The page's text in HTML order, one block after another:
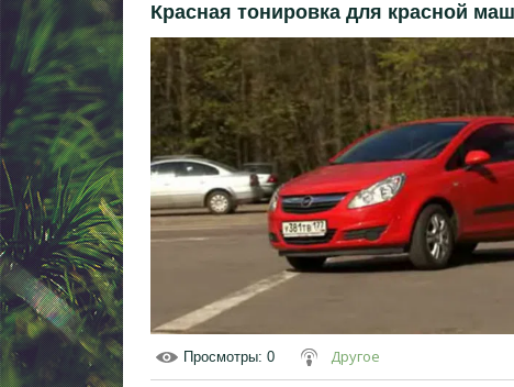
Красная тонировка для красной
Просмотры: 0 Другое